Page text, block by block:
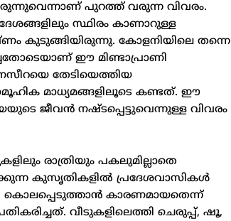
പുറത്ത് വരുന്ന വിവരം.
സ്ഥിരം കാണാറുള്ള
കുടുങ്ങിയിരുന്നു. കോളനിയിലെ തന്നെ
ഈ മിണ്ടാപ്രാണി
തേടിയെത്തിയ
മാധ്യമങ്ങളിലൂടെ കണ്ടത്. ഈ
ജീവന്‍ നഷ്ടപ്പെട്ടുവെന്നുള്ള വിവരം
രാത്രിയും പകലുമില്ലാതെ
കുസൃതികളില്‍ പ്രദേശവാസികള്‍
കാരണമായതെന്ന്
വീടുകളിലെത്തി ചെരുപ്പ്, ഷൂ,